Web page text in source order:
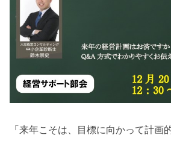
「来年こそは、目標に向かって計画